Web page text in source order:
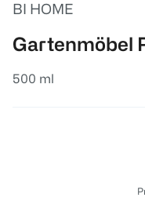
BI HOME
Gartenmöbel
500 ml